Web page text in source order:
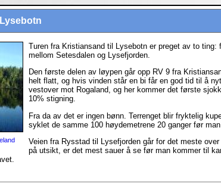
Turen fra Kristiansand til Lysebotn er preget av to
mellom Setesdalen og Lysefjorden.
Den første delen av løypen går opp RV 9 fra
helt flatt, og hvis vinden står en bi får en god tid til å
vestover mot Rogaland, og her kommer det første
10% stigning.
Fra da av det er ingen bønn. Terrenget blir fryktelig
syklet de samme 100 høydemetrene 20 ganger før
Veien fra Rysstad til Lysefjorden går for det meste
på utsikt, er det mest sauer å se før man kommer til